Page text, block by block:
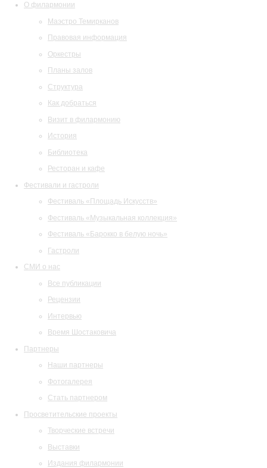
О филармонии
Маэстро Темирканов
Правовая информация
Оркестры
Планы залов
Структура
Как добраться
Визит в филармонию
История
Библиотека
Ресторан и кафе
Фестивали и гастроли
Фестиваль «Площадь Искусств»
Фестиваль «Музыкальная коллекция»
Фестиваль «Барокко в белую ночь»
Гастроли
СМИ о нас
Все публикации
Рецензии
Интервью
Время Шостаковича
Партнеры
Наши партнеры
Фотогалерея
Стать партнером
Просветительские проекты
Творческие встречи
Выставки
Издания филармонии